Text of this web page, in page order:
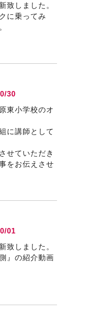
致しました。
に乗ってみ
30
東小学校のオ
に講師として
せていただき
をお伝えさせ
01
致しました。
』の紹介動画